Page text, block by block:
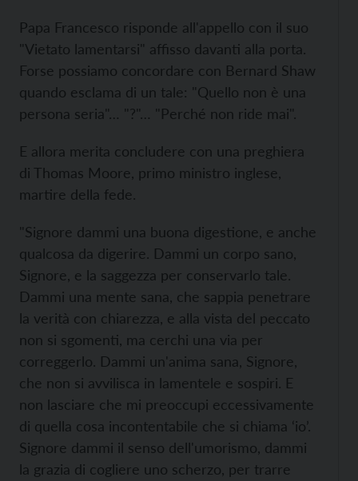
Papa Francesco risponde all'appello con il suo
"Vietato lamentarsi" affisso davanti alla porta.
Forse possiamo concordare con Bernard Shaw
quando esclama di un tale: "Quello non è una
persona seria"… "?"… "Perché non ride mai".
E allora merita concludere con una preghiera
di Thomas Moore, primo ministro inglese,
martire della fede.
"Signore dammi una buona digestione, e anche
qualcosa da digerire. Dammi un corpo sano,
Signore, e la saggezza per conservarlo tale.
Dammi una mente sana, che sappia penetrare
la verità con chiarezza, e alla vista del peccato
non si sgomenti, ma cerchi una via per
correggerlo. Dammi un'anima sana, Signore,
che non si avvilisca in lamentele e sospiri. E
non lasciare che mi preoccupi eccessivamente
di quella cosa incontentabile che si chiama ‘io’.
Signore dammi il senso dell'umorismo, dammi
la grazia di cogliere uno scherzo, per trarre